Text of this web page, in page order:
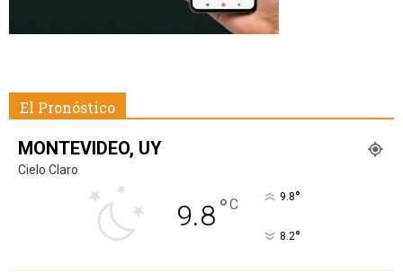
El Pronóstico
MONTEVIDEO, UY
Cielo Claro
9.8°C 9.8°
8.2°